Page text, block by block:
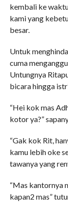
kembali ke
kami yang
besar.
Untuk
cuma
Untungnya
bicara hingga
“Hei kok mas
kotor ya?”
“Gak kok Rit,
kamu lebih oke
tawanya yang
“Mas kantornya
kapan2 mas”